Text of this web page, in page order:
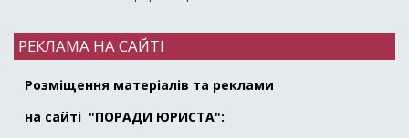
РЕКЛАМА НА САЙТІ
Розміщення матеріалів та реклами
на сайті "ПОРАДИ ЮРИСТА":